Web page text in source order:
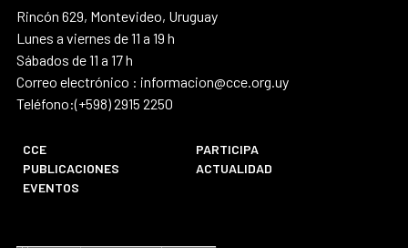
Rincón 629, Montevideo, Uruguay
Lunes a viernes de 11 a 19 h
Sábados de 11 a 17 h
Correo electrónico : informacion@cce.org.uy
Teléfono:(+598) 2915 2250
CCE
PARTICIPA
PUBLICACIONES
ACTUALIDAD
EVENTOS